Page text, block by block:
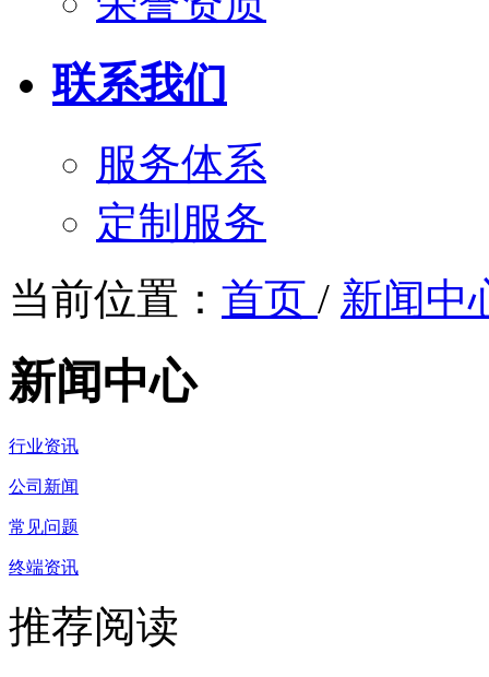
联系我们
服务体系
定制服务
当前位置： 首页 / 新闻中
新闻中心
行业资讯
公司新闻
常见问题
终端资讯
推荐阅读